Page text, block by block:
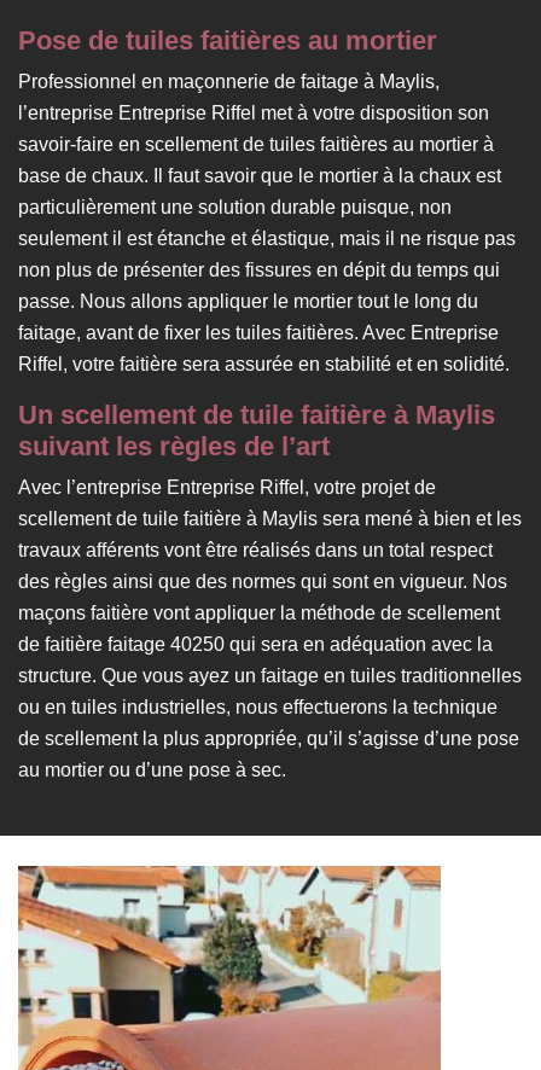
Pose de tuiles faitières au mortier
Professionnel en maçonnerie de faitage à Maylis,
l’entreprise Entreprise Riffel met à votre disposition son
savoir-faire en scellement de tuiles faitières au mortier à
base de chaux. Il faut savoir que le mortier à la chaux est
particulièrement une solution durable puisque, non
seulement il est étanche et élastique, mais il ne risque pas
non plus de présenter des fissures en dépit du temps qui
passe. Nous allons appliquer le mortier tout le long du
faitage, avant de fixer les tuiles faitières. Avec Entreprise
Riffel, votre faitière sera assurée en stabilité et en solidité.
Un scellement de tuile faitière à Maylis
suivant les règles de l’art
Avec l’entreprise Entreprise Riffel, votre projet de
scellement de tuile faitière à Maylis sera mené à bien et les
travaux afférents vont être réalisés dans un total respect
des règles ainsi que des normes qui sont en vigueur. Nos
maçons faitière vont appliquer la méthode de scellement
de faitière faitage 40250 qui sera en adéquation avec la
structure. Que vous ayez un faitage en tuiles traditionnelles
ou en tuiles industrielles, nous effectuerons la technique
de scellement la plus appropriée, qu’il s’agisse d’une pose
au mortier ou d’une pose à sec.